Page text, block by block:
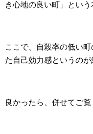
き心地の良い町」という
ここで、自殺率の低い
た自己効力感というのが
良かったら、併せてご覧